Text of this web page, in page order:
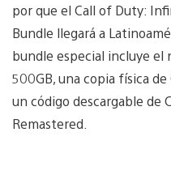
por que el Call of Duty:
Bundle llegará a
bundle especial incluye el
500GB, una copia física
un código descargable de
Remastered.